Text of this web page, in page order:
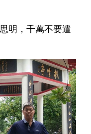
明，千萬不要遣